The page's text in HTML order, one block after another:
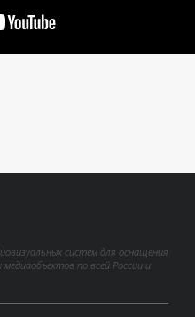
систем для оснащения
по всей России и